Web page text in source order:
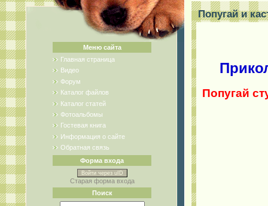
Меню сайта
Главная страница
Видео
Форум
Каталог файлов
Каталог статей
Фотоальбомы
Гостевая книга
Информация о сайте
Обратная связь
Форма входа
Войти через uID
Старая форма входа
Поиск
Попугай и
Попугай